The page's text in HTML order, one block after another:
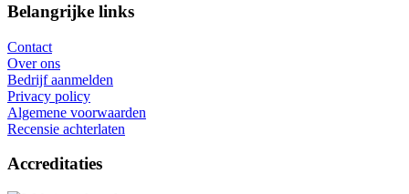
Belangrijke links
Contact
Over ons
Bedrijf aanmelden
Privacy policy
Algemene voorwaarden
Recensie achterlaten
Accreditaties